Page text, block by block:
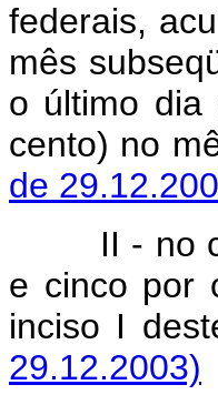
federais,
mês
o último dia
cento) no
de
II - no
e cinco por
inciso I
29.12.2003)